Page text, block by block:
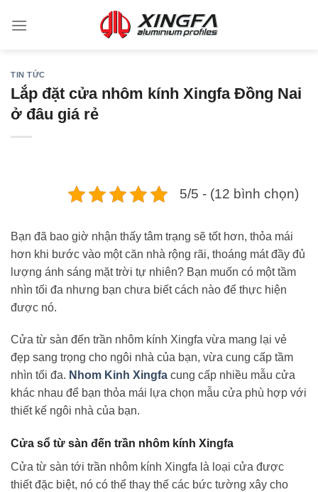
TIN TỨC
Lắp đặt cửa nhôm kính Xingfa Đồng Nai
ở đâu giá rẻ
5/5 - (12 bình chọn)
Bạn đã bao giờ nhận thấy tâm trạng sẽ tốt hơn, thỏa mái
hơn khi bước vào một căn nhà rộng rãi, thoáng mát đầy đủ
lượng ánh sáng mặt trời tự nhiên? Bạn muốn có một tầm
nhìn tối đa nhưng bạn chưa biết cách nào để thực hiện
được nó.
Cửa từ sàn đến trần nhôm kính Xingfa vừa mang lại vẻ
đẹp sang trọng cho ngôi nhà của bạn, vừa cung cấp tầm
nhìn tối đa. Nhom Kinh Xingfa cung cấp nhiều mẫu cửa
khác nhau để bạn thỏa mái lựa chọn mẫu cửa phù hợp với
thiết kế ngôi nhà của bạn.
Cửa sổ từ sàn đến trần nhôm kính Xingfa
Cửa từ sàn tới trần nhôm kính Xingfa là loại cửa được
thiết đặc biệt, nó có thể thay thế các bức tường xây cho